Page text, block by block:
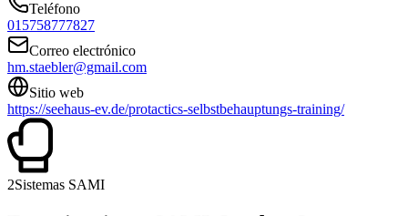
Teléfono
015758777827
Correo electrónico
hm.staebler@gmail.com
Sitio web
https://seehaus-ev.de/protactics-selbstbehauptungs-training/
2Sistemas SAMI